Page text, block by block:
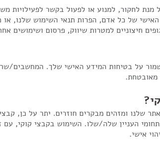
מנת לחקור, למנוע או לפעול בקשר לפעילויות
האישי של כל אדם, הפרות תנאי השימוש שלנו,
חיצוניים למטרות שיווק, פרסום ושימושים
על בטיחות המידע האישי שלך. המחשבים/
מאובטחת.
שלנו ומזהים מבקרים חוזרים. יתר על כן,
העניין שלה/שלו. השימוש בקבצי קוקי,
אישי.